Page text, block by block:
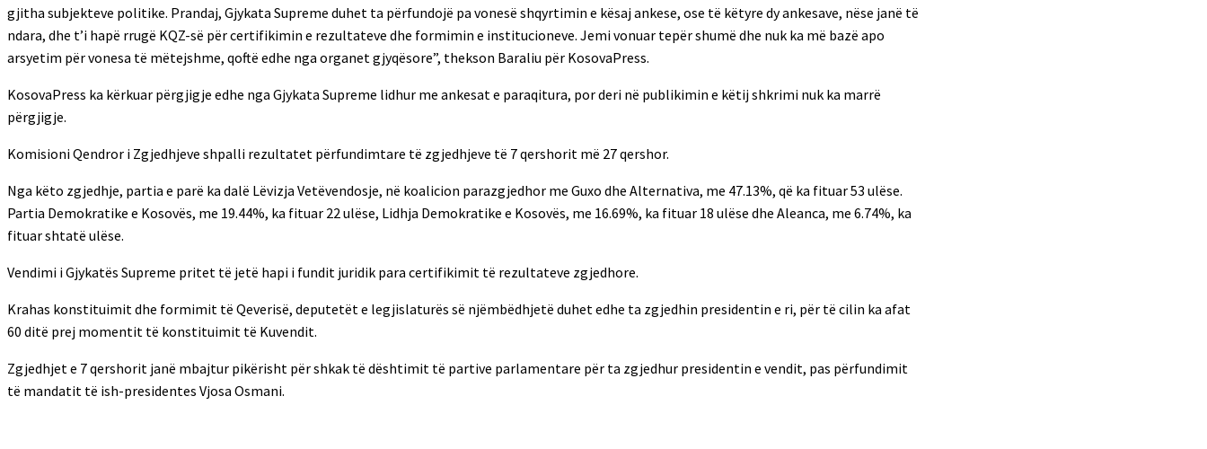
gjitha subjekteve politike. Prandaj, Gjykata Supreme duhet ta përfundojë pa vonesë shqyrtimin e kësaj ankese, ose të këtyre dy ankesave, nëse janë të
ndara, dhe t’i hapë rrugë KQZ-së për certifikimin e rezultateve dhe formimin e institucioneve. Jemi vonuar tepër shumë dhe nuk ka më bazë apo
arsyetim për vonesa të mëtejshme, qoftë edhe nga organet gjyqësore”, thekson Baraliu për KosovaPress.
KosovaPress ka kërkuar përgjigje edhe nga Gjykata Supreme lidhur me ankesat e paraqitura, por deri në publikimin e këtij shkrimi nuk ka marrë
përgjigje.
Komisioni Qendror i Zgjedhjeve shpalli rezultatet përfundimtare të zgjedhjeve të 7 qershorit më 27 qershor.
Nga këto zgjedhje, partia e parë ka dalë Lëvizja Vetëvendosje, në koalicion parazgjedhor me Guxo dhe Alternativa, me 47.13%, që ka fituar 53 ulëse.
Partia Demokratike e Kosovës, me 19.44%, ka fituar 22 ulëse, Lidhja Demokratike e Kosovës, me 16.69%, ka fituar 18 ulëse dhe Aleanca, me 6.74%, ka
fituar shtatë ulëse.
Vendimi i Gjykatës Supreme pritet të jetë hapi i fundit juridik para certifikimit të rezultateve zgjedhore.
Krahas konstituimit dhe formimit të Qeverisë, deputetët e legjislaturës së njëmbëdhjetë duhet edhe ta zgjedhin presidentin e ri, për të cilin ka afat
60 ditë prej momentit të konstituimit të Kuvendit.
Zgjedhjet e 7 qershorit janë mbajtur pikërisht për shkak të dështimit të partive parlamentare për ta zgjedhur presidentin e vendit, pas përfundimit
të mandatit të ish-presidentes Vjosa Osmani.